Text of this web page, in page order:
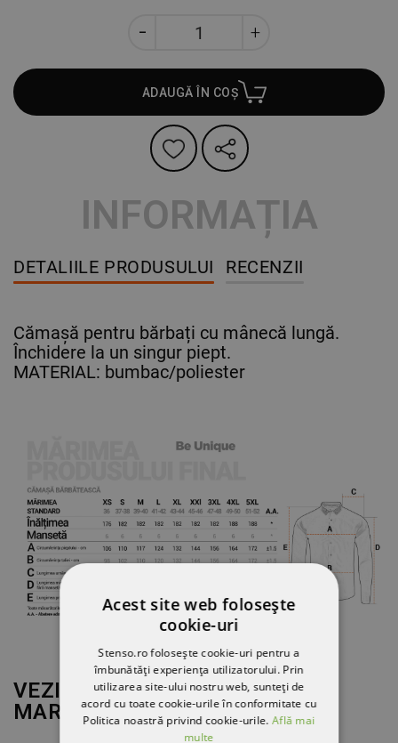
ADAUGĂ ÎN COȘ
INFORMAȚIA
DETALIILE PRODUSULUI RECENZII
Cămașă pentru bărbați cu mânecă lungă.
Închidere la un singur piept.
MATERIAL: bumbac/poliester
VEZI MAI MULT DE LA
MARCABEUNIQUE
Acest site web folosește
cookie-uri
Stenso.ro folosește cookie-uri pentru a
îmbunătăți experiența utilizatorului. Prin
utilizarea site-ului nostru web, sunteți de
acord cu toate cookie-urile în conformitate cu
Politica noastră privind cookie-urile.Află mai
multe